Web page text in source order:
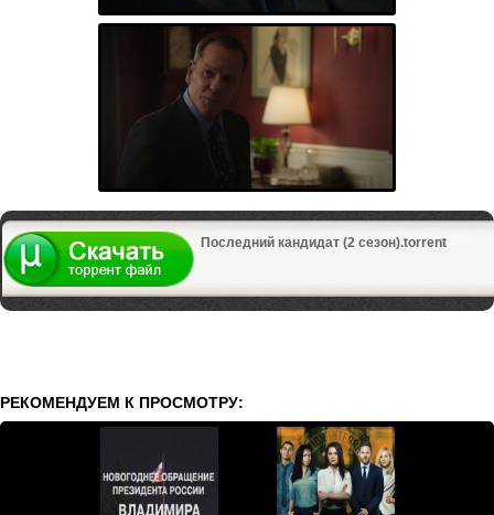
Последний кандидат (2 сезон).torrent
РЕКОМЕНДУЕМ К ПРОСМОТРУ: